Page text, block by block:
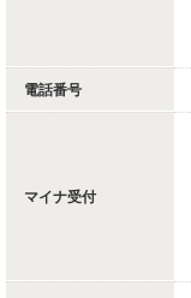
電話番号
マイナ受付